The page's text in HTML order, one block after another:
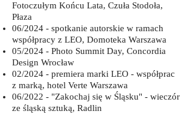
Fotoczułym Końcu Lata, Czuła Stodoła,
Płaza
06/2024 - spotkanie autorskie w ramach
współpracy z LEO, Domoteka Warszawa
05/2024 - Photo Summit Day, Concordia
Design Wrocław
02/2024 - premiera marki LEO - współprac
z marką, hotel Verte Warszawa
06/2022 - "Zakochaj się w Śląsku" - wieczór
ze śląską sztuką, Radlin